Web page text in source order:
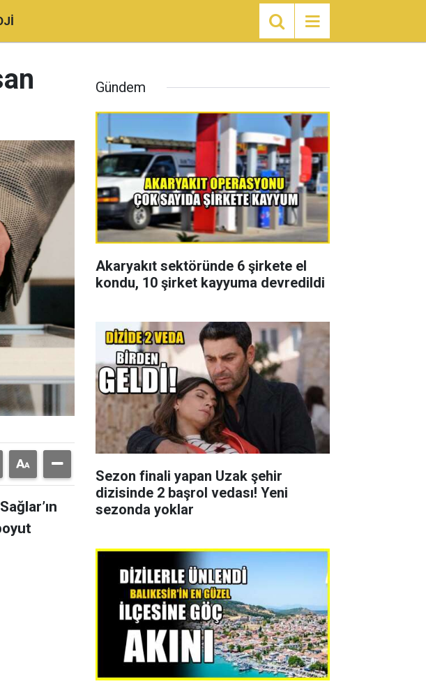
Gündem
Akaryakıt sektöründe 6 şirkete el
kondu, 10 şirket kayyuma devredildi
Sezon finali yapan Uzak şehir
dizisinde 2 başrol vedası! Yeni
sezonda yoklar